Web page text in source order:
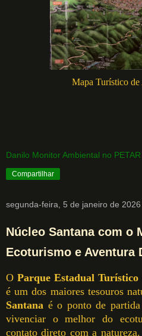
Mapa Turístico
Danilo Monitor Ambiental no PETAR
Compartilhar
segunda-feira, 5 de janeiro de 2026
Núcleo Santana com o
Ecoturismo e Aventura
O Parque Estadual
é um dos maiores tesouros
Santana é o ponto de
vivenciar o melhor do
contato direto com a